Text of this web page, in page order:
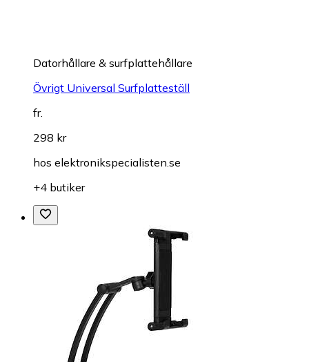
Datorhållare & surfplattehållare
Övrigt Universal Surfplatteställ
fr.
298 kr
hos elektronikspecialisten.se
+4 butiker